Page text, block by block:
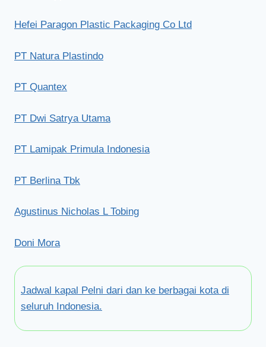
Hefei Paragon Plastic Packaging Co Ltd
PT Natura Plastindo
PT Quantex
PT Dwi Satrya Utama
PT Lamipak Primula Indonesia
PT Berlina Tbk
Agustinus Nicholas L Tobing
Doni Mora
Jadwal kapal Pelni dari dan ke berbagai kota di
seluruh Indonesia.